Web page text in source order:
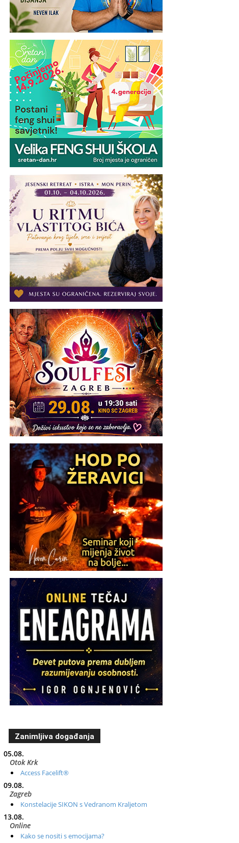
Zanimljiva događanja
05.08.
Otok Krk
Access Facelift®
09.08.
Zagreb
Konstelacije SIKON s Vedranom Kraljetom
13.08.
Online
Kako se nositi s emocijama?